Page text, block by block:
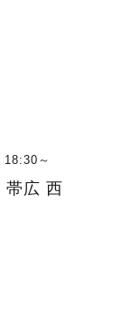
～
帯広 西